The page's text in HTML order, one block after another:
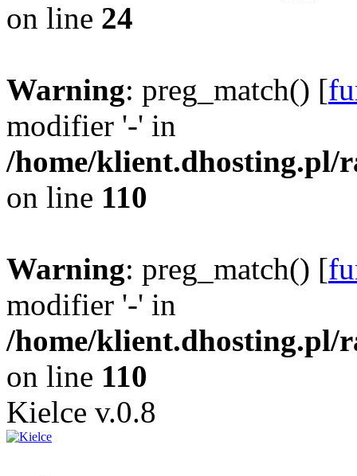
on line 24
Warning: preg_match() [
modifier '-' in
/home/klient.dhosting.pl/
on line 110
Warning: preg_match() [
modifier '-' in
/home/klient.dhosting.pl/
on line 110
Kielce v.0.8